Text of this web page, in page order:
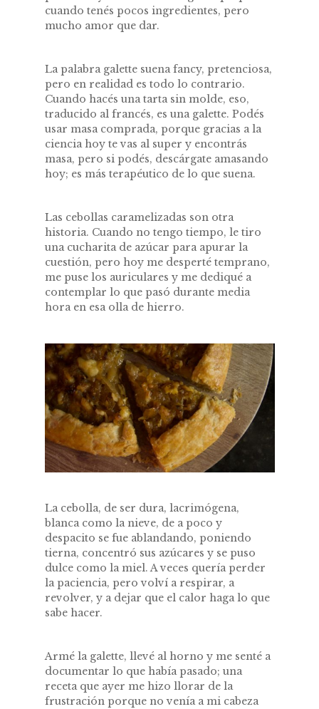
cuando tenés pocos ingredientes, pero
mucho amor que dar.
La palabra galette suena fancy, pretenciosa,
pero en realidad es todo lo contrario.
Cuando hacés una tarta sin molde, eso,
traducido al francés, es una galette. Podés
usar masa comprada, porque gracias a la
ciencia hoy te vas al super y encontrás
masa, pero si podés, descárgate amasando
hoy; es más terapéutico de lo que suena.
Las cebollas caramelizadas son otra
historia. Cuando no tengo tiempo, le tiro
una cucharita de azúcar para apurar la
cuestión, pero hoy me desperté temprano,
me puse los auriculares y me dediqué a
contemplar lo que pasó durante media
hora en esa olla de hierro.
La cebolla, de ser dura, lacrimógena,
blanca como la nieve, de a poco y
despacito se fue ablandando, poniendo
tierna, concentró sus azúcares y se puso
dulce como la miel. A veces quería perder
la paciencia, pero volví a respirar, a
revolver, y a dejar que el calor haga lo que
sabe hacer.
Armé la galette, llevé al horno y me senté a
documentar lo que había pasado; una
receta que ayer me hizo llorar de la
frustración porque no venía a mi cabeza